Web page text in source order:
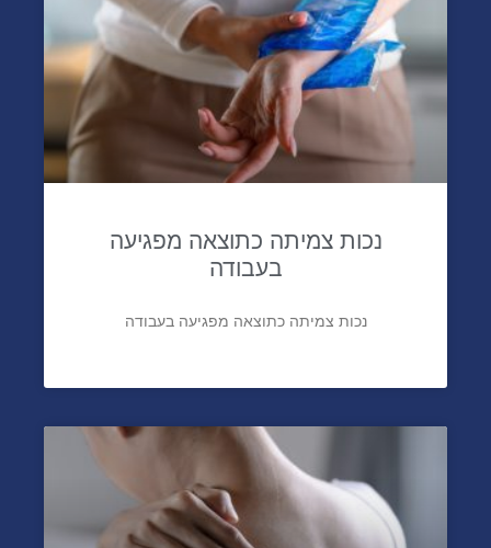
נכות צמיתה כתוצאה מפגיעה
בעבודה
נכות צמיתה כתוצאה מפגיעה בעבודה